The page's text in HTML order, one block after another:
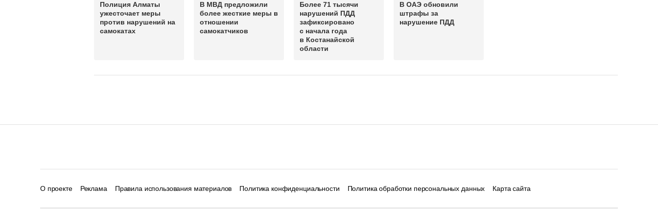
Полиция Алматы
ужесточает меры
против нарушений на
самокатах
В МВД предложили
более жесткие меры в
отношении
самокатчиков
Более 71 тысячи
нарушений ПДД
зафиксировано
с начала года
в Костанайской
области
В ОАЭ обновили
штрафы за
нарушение ПДД
О проекте Реклама Правила использования материалов Политика конфиденциальности Политика обработки персональных данных Карта сайта